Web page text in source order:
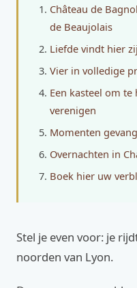
Château de
de Beaujolais
Liefde vindt hier
Vier in volledige
Een kasteel om
verenigen
Momenten
Overnachten in
Boek hier uw
Stel je even voor: je
noorden van Lyon.